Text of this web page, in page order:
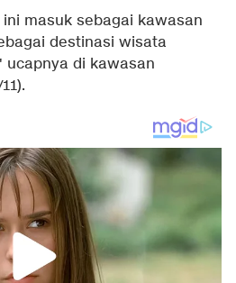
masuk sebagai kawasan
destinasi wisata
ucapnya di kawasan